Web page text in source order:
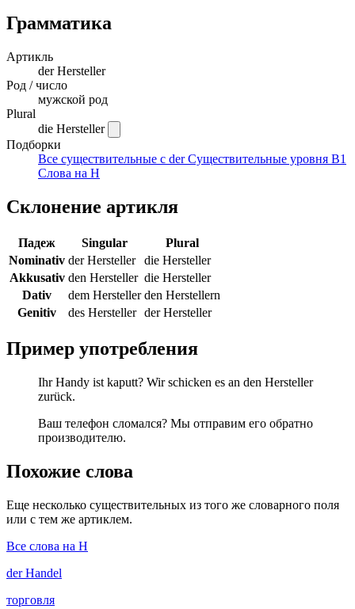
Грамматика
Артикль
derHersteller
Род / число
мужской род
Plural
die Hersteller
Подборки
Все существительные с derСуществительные уровня B1
Слова на H
Склонение артикля
Падеж Singular
Plural
Nominativ der Hersteller
die Hersteller
Akkusativ den Hersteller die Hersteller
Dativ
dem Hersteller den Herstellern
Genitiv
des Hersteller der Hersteller
Пример употребления
Ihr Handy ist kaputt? Wir schicken es an den Hersteller
zurück.
Ваш телефон сломался? Мы отправим его обратно
производителю.
Похожие слова
Еще несколько существительных из того же словарного поля
или с тем же артиклем.
Все слова на H
derHandel
торговля